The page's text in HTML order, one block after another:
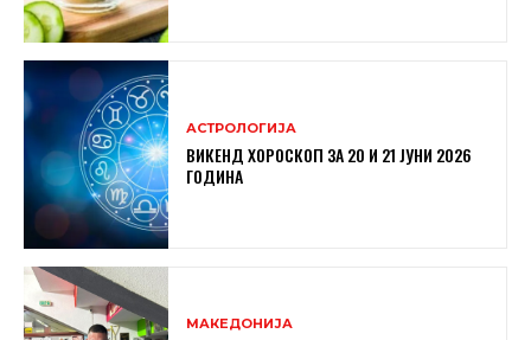
АСТРОЛОГИЈА
ВИКЕНД ХОРОСКОП ЗА 20 И 21 ЈУНИ 2026
ГОДИНА
МАКЕДОНИЈА